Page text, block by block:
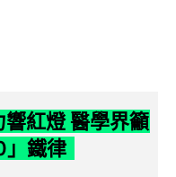
紅燈 醫學界籲
鐵律